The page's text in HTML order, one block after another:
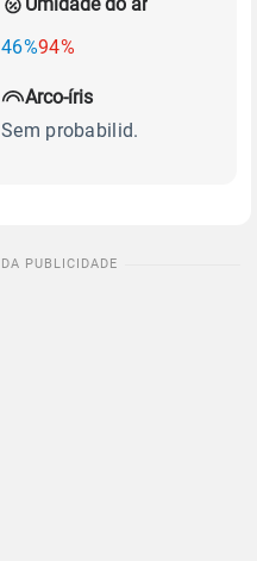
46%94%
Arco-íris
Sem probabilid.